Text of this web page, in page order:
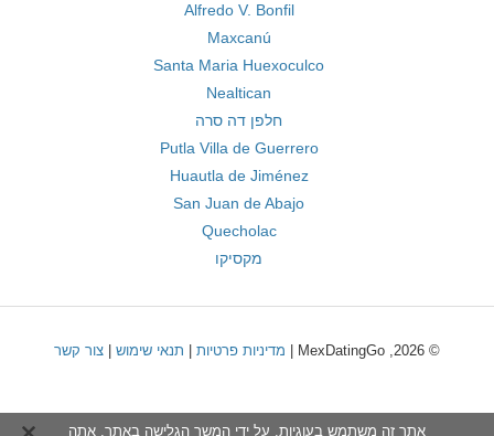
Alfredo V. Bonfil
Maxcanú
Santa Maria Huexoculco
Nealtican
חלפן דה סרה
Putla Villa de Guerrero
Huautla de Jiménez
San Juan de Abajo
Quecholac
מקסיקו
© 2026, MexDatingGo | מדיניות פרטיות תנאי שימוש צור קשר
אתר זה משתמש בעוגיות. על ידי המשך הגלישה באתר, אתה